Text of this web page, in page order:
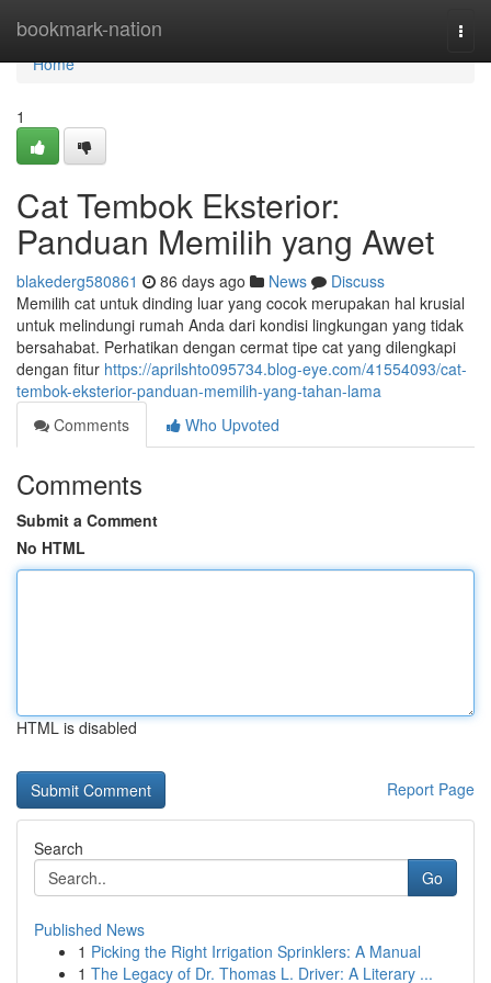
bookmark-nation
Home
Home
1
Cat Tembok Eksterior:
Panduan Memilih yang Awet
blakederg580861 86 days ago News
Discuss
Memilih cat untuk dinding luar yang cocok merupakan hal krusial
untuk melindungi rumah Anda dari kondisi lingkungan yang tidak
bersahabat. Perhatikan dengan cermat tipe cat yang dilengkapi
dengan fitur https://aprilshto095734.blog-eye.com/41554093/cat-
tembok-eksterior-panduan-memilih-yang-tahan-lama
Comments
Who Upvoted
Comments
Submit a Comment
No HTML
HTML is disabled
Report Page
Search
Go
Published News
1 Picking the Right Irrigation Sprinklers: A Manual
1 The Legacy of Dr. Thomas L. Driver: A Literary ...